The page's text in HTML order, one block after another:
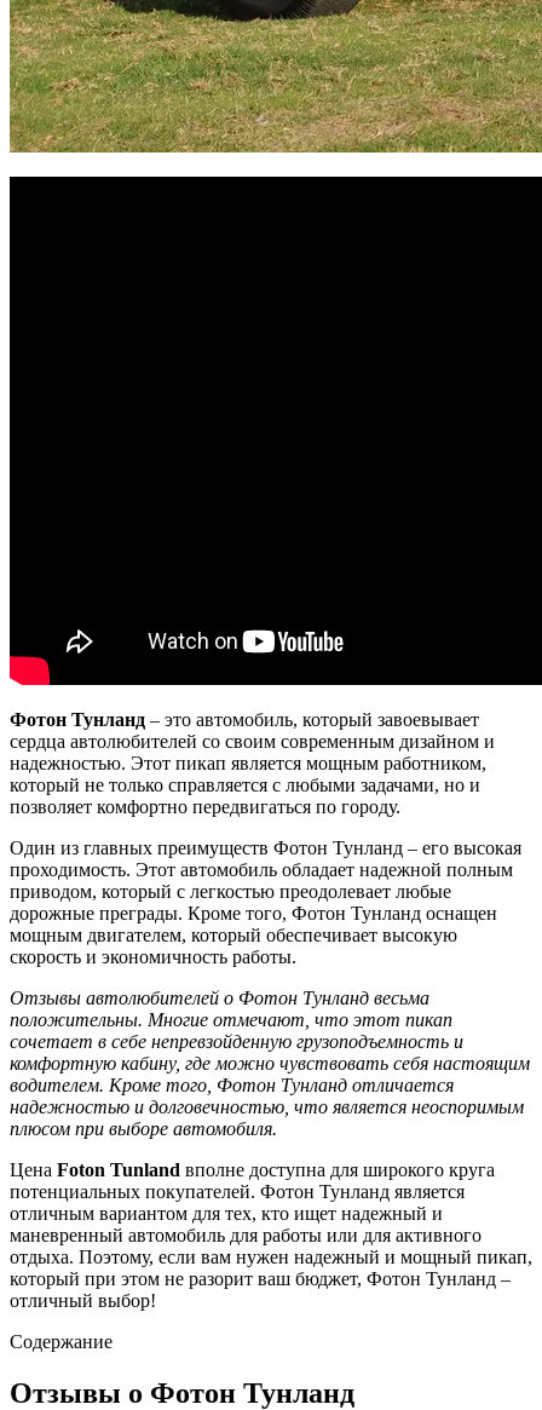
Фотон Тунланд – это автомобиль, который завоевывает
сердца автолюбителей со своим современным дизайном и
надежностью. Этот пикап является мощным работником,
который не только справляется с любыми задачами, но и
позволяет комфортно передвигаться по городу.
Один из главных преимуществ Фотон Тунланд – его высокая
проходимость. Этот автомобиль обладает надежной полным
приводом, который с легкостью преодолевает любые
дорожные преграды. Кроме того, Фотон Тунланд оснащен
мощным двигателем, который обеспечивает высокую
скорость и экономичность работы.
Отзывы автолюбителей о Фотон Тунланд весьма
положительны. Многие отмечают, что этот пикап
сочетает в себе непревзойденную грузоподъемность и
комфортную кабину, где можно чувствовать себя настоящим
водителем. Кроме того, Фотон Тунланд отличается
надежностью и долговечностью, что является неоспоримым
плюсом при выборе автомобиля.
Цена Foton Tunland вполне доступна для широкого круга
потенциальных покупателей. Фотон Тунланд является
отличным вариантом для тех, кто ищет надежный и
маневренный автомобиль для работы или для активного
отдыха. Поэтому, если вам нужен надежный и мощный пикап,
который при этом не разорит ваш бюджет, Фотон Тунланд –
отличный выбор!
Содержание
Отзывы о Фотон Тунланд